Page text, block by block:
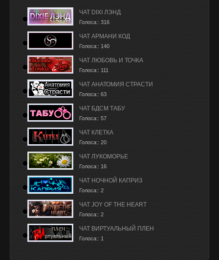
ЧАТ DIXI ЛЭНД
Голоса:: 316
ЧАТ АРМАНИ КОД
Голоса:: 140
ЧАТ ЛЮБОВЬ И ТОЧКА
Голоса:: 111
ЧАТ АНАТОМИЯ СТРАСТИ
Голоса:: 63
ЧАТ БДСМ ТАБУ
Голоса:: 57
ЧАТ КЛЕТКА
Голоса:: 20
ЧАТ ЛУКОМОРЬЕ
Голоса:: 16
ЧАТ НОЧНОЙ КАПРИЗ
Голоса:: 2
ЧАТ JOY OF THE HEART
Голоса:: 2
ЧАТ ВИРТУАЛЬНЫЙ ПЛЕН
Голоса:: 1